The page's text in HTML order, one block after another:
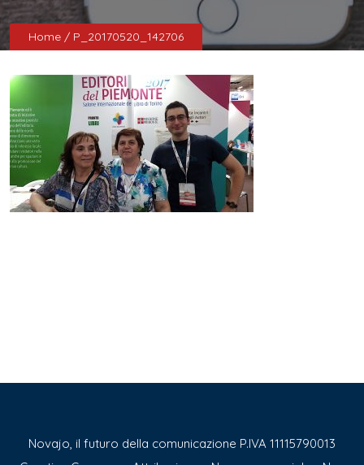
Home / P_20170520_142706
Novajo, il futuro della comunicazione P.IVA 11115790013